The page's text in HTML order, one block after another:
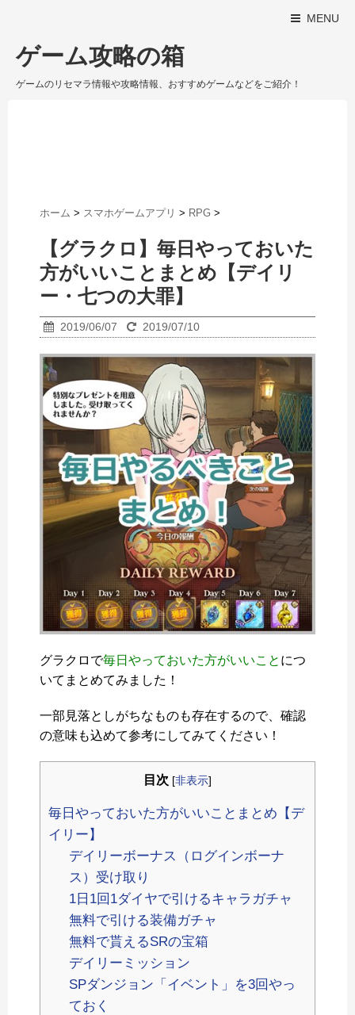
MENU
ゲーム攻略の箱
ゲームのリセマラ情報や攻略情報、おすすめゲームなどをご紹介！
ホーム > スマホゲームアプリ > RPG >
【グラクロ】毎日やっておいた
方がいいことまとめ【デイリ
ー・七つの大罪】
2019/06/07 2019/07/10
グラクロで毎日やっておいた方がいいこと につ
いてまとめてみました！
一部見落としがちなものも存在するので、確認
の意味も込めて参考にしてみてください！
目次 [非表示]
毎日やっておいた方がいいことまとめ【デ
イリー】
デイリーボーナス（ログインボーナ
ス）受け取り
1日1回1ダイヤで引けるキャラガチャ
無料で引ける装備ガチャ
無料で貰えるSRの宝箱
デイリーミッション
SPダンジョン「イベント」を3回やっ
ておく